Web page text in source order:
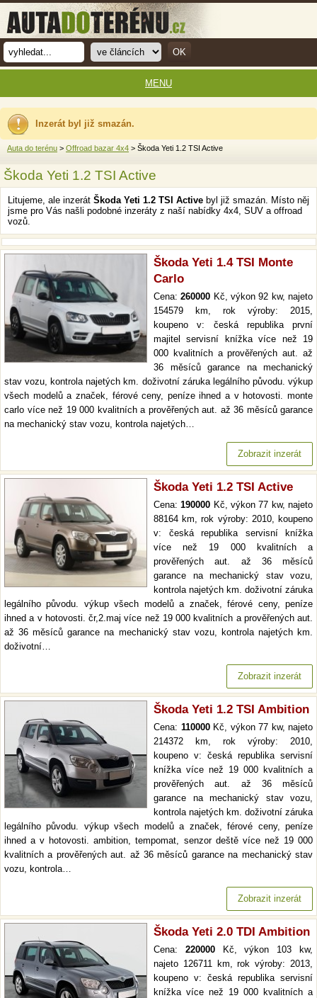
Inzerát byl již smazán.
Auta do terénu > Offroad bazar 4x4 > Škoda Yeti 1.2 TSI Active
Škoda Yeti 1.2 TSI Active
Litujeme, ale inzerát Škoda Yeti 1.2 TSI Active byl již smazán. Místo něj
jsme pro Vás našli podobné inzeráty z naší nabídky 4x4, SUV a offroad
vozů.
Škoda Yeti 1.4 TSI Monte
Carlo
Cena:260000 Kč, výkon 92 kw, najeto
154579 km, rok výroby: 2015,
koupeno v: česká republika první
majitel servisní knížka více než 19
000 kvalitních a prověřených aut. až
36 měsíců garance na mechanický
stav vozu, kontrola najetých km. doživotní záruka legálního původu. výkup
všech modelů a značek, férové ceny, peníze ihned a v hotovosti. monte
carlo více než 19 000 kvalitních a prověřených aut. až 36 měsíců garance
na mechanický stav vozu, kontrola najetých…
Zobrazit inzerát
Škoda Yeti 1.2 TSI Active
Cena:190000 Kč, výkon 77 kw, najeto
88164 km, rok výroby: 2010, koupeno
v: česká republika servisní knížka
více než 19 000 kvalitních a
prověřených aut. až 36 měsíců
garance na mechanický stav vozu,
kontrola najetých km. doživotní záruka
legálního původu. výkup všech modelů a značek, férové ceny, peníze
ihned a v hotovosti. čr,2.maj více než 19 000 kvalitních a prověřených aut.
až 36 měsíců garance na mechanický stav vozu, kontrola najetých km.
doživotní…
Zobrazit inzerát
Škoda Yeti 1.2 TSI Ambition
Cena: 110000Kč, výkon 77 kw, najeto
214372 km, rok výroby: 2010,
koupeno v: česká republika servisní
knížka více než 19 000 kvalitních a
prověřených aut. až 36 měsíců
garance na mechanický stav vozu,
kontrola najetých km. doživotní záruka
legálního původu. výkup všech modelů a značek, férové ceny, peníze
ihned a v hotovosti. ambition, tempomat, senzor deště více než 19 000
kvalitních a prověřených aut. až 36 měsíců garance na mechanický stav
vozu, kontrola…
Zobrazit inzerát
Škoda Yeti 2.0 TDI Ambition
Cena: 220000Kč, výkon 103 kw,
najeto 126711 km, rok výroby: 2013,
koupeno v: česká republika servisní
knížka více než 19 000 kvalitních a
MENU